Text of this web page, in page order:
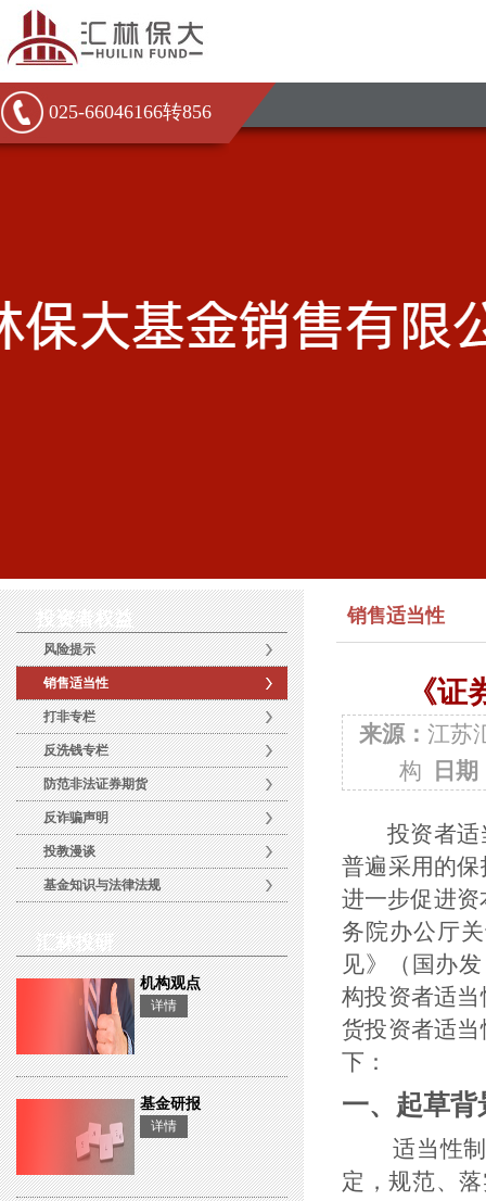
025-66046166转856
投资者权益
风险提示
销售适当性
打非专栏
反洗钱专栏
防范非法证券期货
反诈骗声明
投教漫谈
基金知识与法律法规
汇林投研
机构观点
详情
基金研报
详情
销售适当性
《
来源：江苏
构
日期
投资者适当
普遍采用的
进一步促进资
务院办公厅
见》（国办
构投资者适
货投资者适
下：
一、起草背
适当性制度
定，规范、